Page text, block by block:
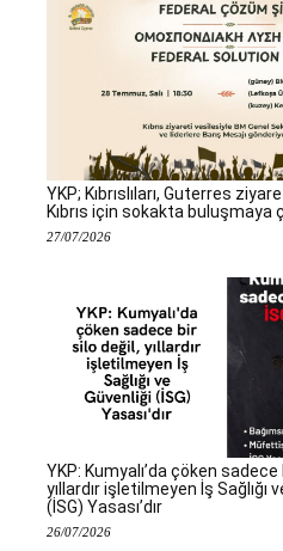
YKP; Kıbrıslıları, Guterres
Kıbrıs için sokakta buluşmaya
27/07/2026
YKP: Kumyalı’da çöken
yıllardır işletilmeyen İş Sağlığı
(İSG) Yasası’dır
26/07/2026